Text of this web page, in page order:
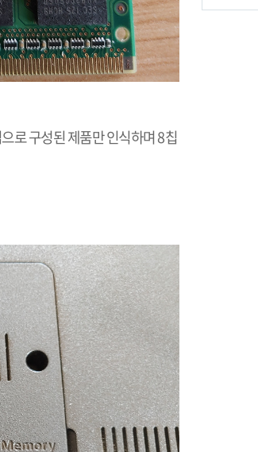
로 구성된 제품만 인식하며8칩